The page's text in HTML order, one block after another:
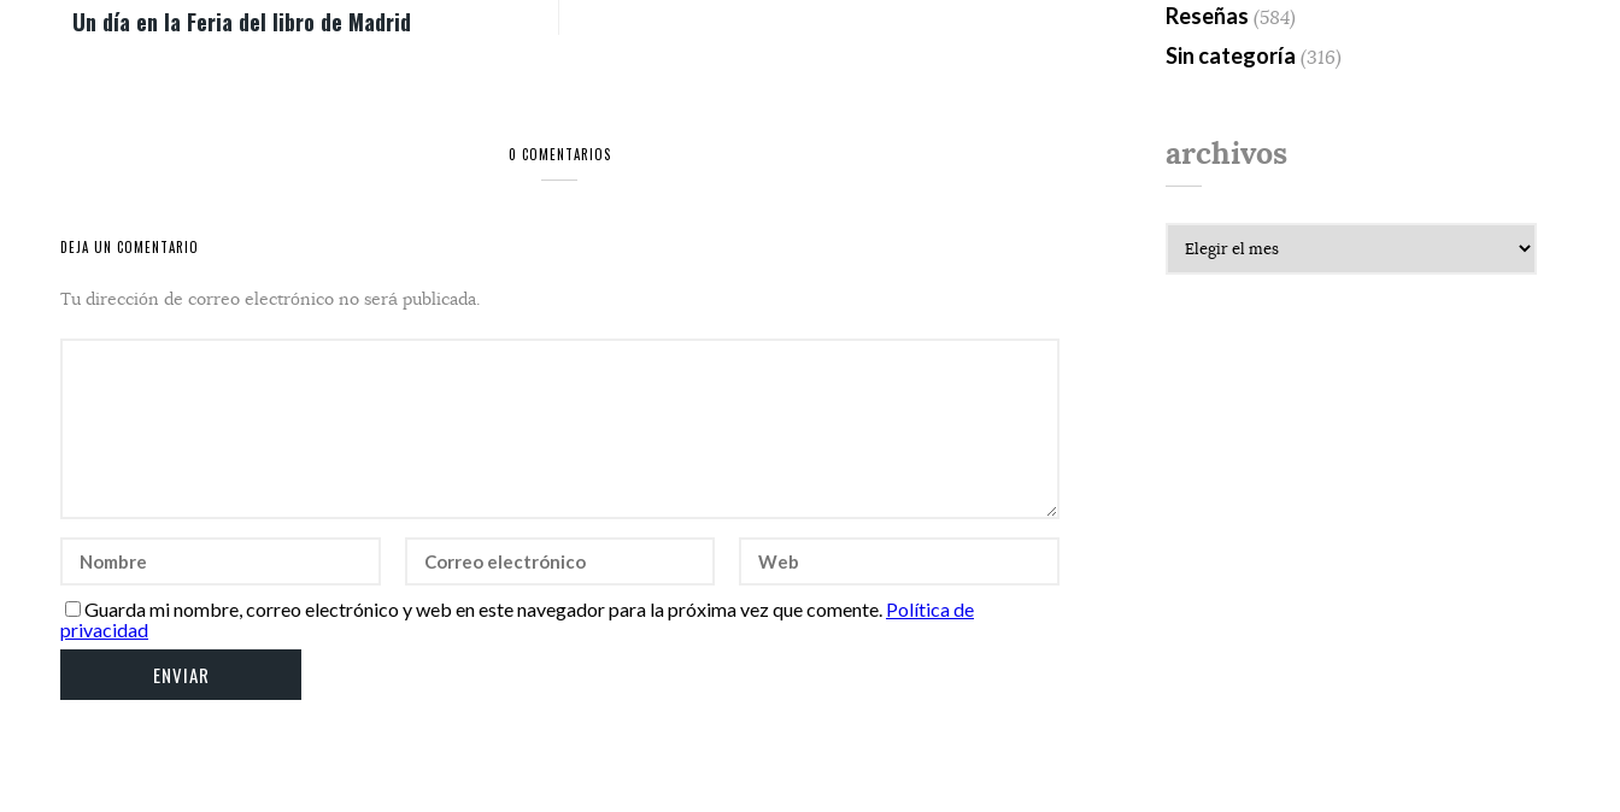
Un día en la Feria del libro de Madrid
0 COMENTARIOS
DEJA UN COMENTARIO
Tu dirección de correo electrónico no será publicada.
Guarda mi nombre, correo electrónico y web en este navegador para la próxima vez que comente. Política de
privacidad
Reseñas (584)
Sin categoría (316)
archivos